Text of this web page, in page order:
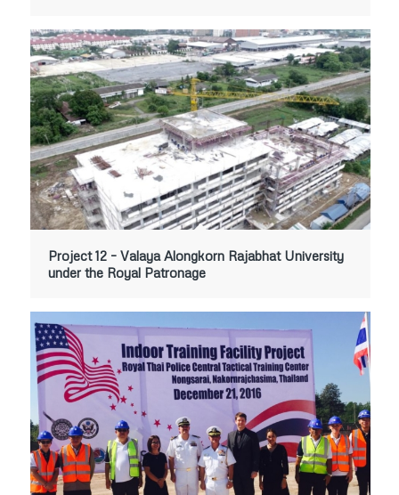
Project 12 – Valaya Alongkorn Rajabhat University
under the Royal Patronage